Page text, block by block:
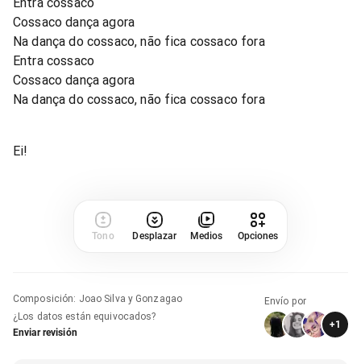
Cossaco dança agora
Na dança do cossaco, não fica cossaco fora
Entra cossaco
Cossaco dança agora
Na dança do cossaco, não fica cossaco fora
Ei!
Tono Desplazar Medios Opciones
Composición: Joao Silva y Gonzagao
¿Los datos están equivocados?
Enviar revisión
Envío por
+1